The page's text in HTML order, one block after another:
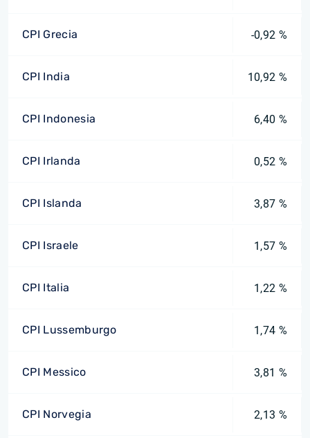
CPI Grecia -0,92 %
CPI India 10,92 %
CPI Indonesia 6,40 %
CPI Irlanda 0,52 %
CPI Islanda 3,87 %
CPI Israele 1,57 %
CPI Italia 1,22 %
CPI Lussemburgo 1,74 %
CPI Messico 3,81 %
CPI Norvegia 2,13 %